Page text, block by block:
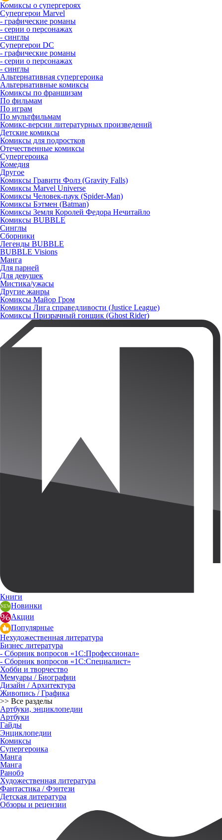
Комиксы о супергероях
Супергерои Marvel
- графические романы
- серии о персонажах
- синглы
Супергерои DC
- графические романы
- серии о персонажах
- синглы
Альтернативная супергероика
Альтернативные комиксы
Комиксы по франшизам
По фильмам
По играм
По мультфильмам
Комикс-версии литературных произведений
Детские комиксы
Комиксы для подростков
Отечественные комиксы
Супергероика
Комедия
Другое
Комиксы Гравити Фолз (Gravity Falls)
Комиксы Marvel Universe
Комиксы Человек-паук (Spider-Man)
Комиксы Бэтмен (Batman)
Комиксы Земля Королей Федора Нечитайло
Комиксы BUBBLE
Синглы
Сборники
Легенды BUBBLE
BUBBLE Visions
Манга
Для парней
Для девушек
Мистика/ужасы
Другие жанры
Комиксы Майор Гром
Комиксы Лига справедливости (Justice League)
Комиксы Призрачный гонщик (Ghost Rider)
Книги
Новинки
Акции
Популярные
Нехудожественная литература
Бизнес литература
- Сборник вопросов «1С:Профессионал»
- Сборник вопросов «1С:Специалист»
Хобби и творчество
Мемуары / Биографии
Дизайн / Архитектура
Живопись / Графика
>> Все разделы
Артбуки, энциклопедии
Артбуки
Гайды
Энциклопедии
Комиксы
Супергероика
Манга
Манга
Ранобэ
Художественная литература
Фантастика / Фэнтези
Детская литература
Обзоры и рецензии